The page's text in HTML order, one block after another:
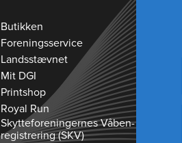
Butikken
Foreningsservice
Landsstævnet
Mit DGI
Printshop
Royal Run
Skytte­foreningernes Våben­
registrering (SKV)